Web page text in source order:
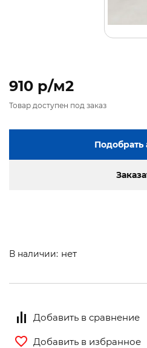
910 p/м2
Товар доступен под заказ
Подобрать
В наличии: нет
Добавить в сравнение
Добавить в избранное